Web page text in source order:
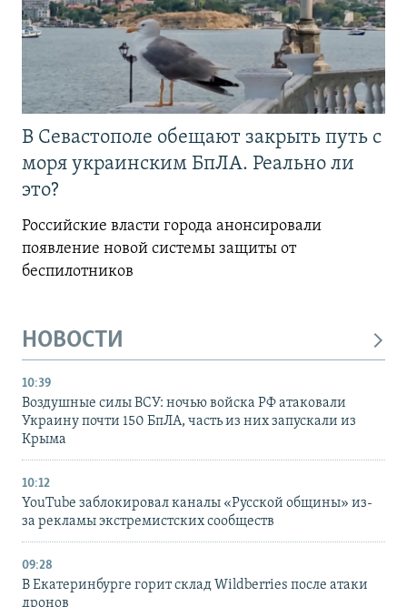
В Севастополе обещают закрыть путь с
моря украинским БпЛА. Реально ли
это?
Российские власти города анонсировали
появление новой системы защиты от
беспилотников
НОВОСТИ
10:39
Воздушные силы ВСУ: ночью войска РФ атаковали
Украину почти 150 БпЛА, часть из них запускали из
Крыма
10:12
YouTube заблокировал каналы «Русской общины» из-
за рекламы экстремистских сообществ
09:28
В Екатеринбурге горит склад Wildberries после атаки
дронов